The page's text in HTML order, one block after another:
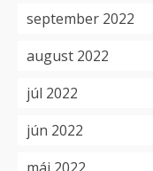
september 2022
august 2022
júl 2022
jún 2022